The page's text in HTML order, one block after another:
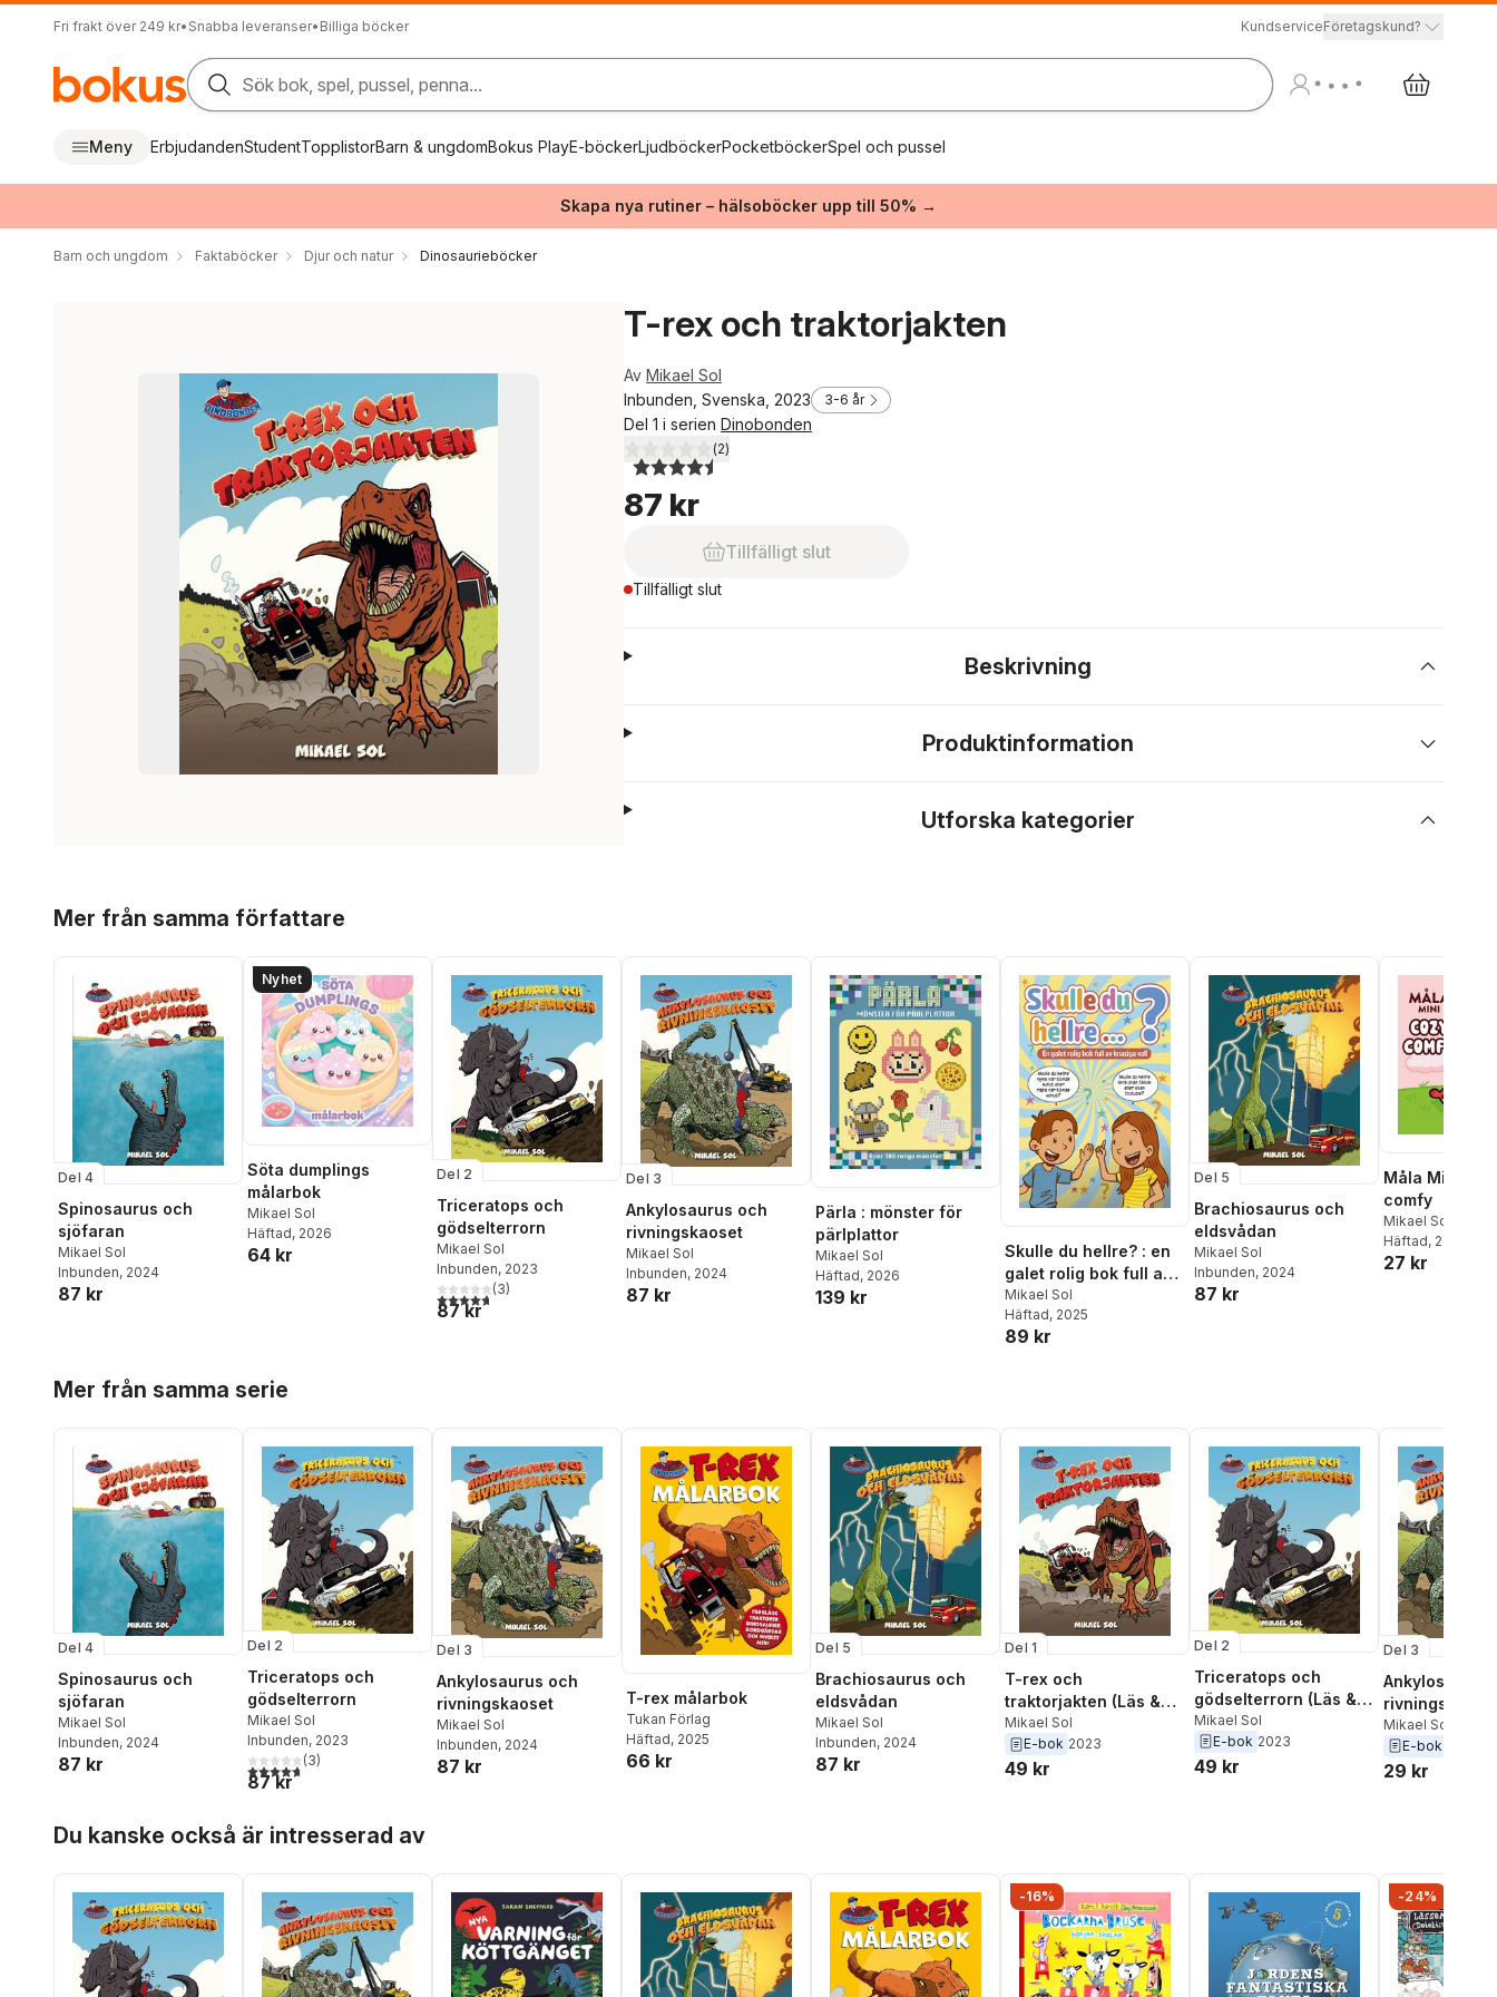
Fri frakt över 249 kr• Snabba leveranser• Billiga böcker KundserviceFöretagskund?
Sök bok, spel, pussel, penna...
Meny ErbjudandenStudentTopplistorBarn & ungdomBokus PlayE-böckerLjudböckerPocketböckerSpel och pussel
Skapa nya rutiner – hälsoböcker upp till 50% →
Barn och ungdom Faktaböcker Djur och natur Dinosaurieböcker
T-rex och traktorjakten
Av Mikael Sol
Inbunden, Svenska, 2023
3-6 år
Del 1 i serien Dinobonden
4,5utav 5 stjärnor. Totalt antal röster:
(2)
87 kr
Tillfälligt slut
Tillfälligt slut
Beskrivning
Produktinformation
Utforska kategorier
Mer från samma författare
Del 4
Spinosaurus och
sjöfaran
Mikael Sol
Inbunden, 2024
87 kr
Nyhet
Söta dumplings
målarbok
Mikael Sol
Häftad, 2026
64 kr
Del 2
Triceratops och
gödselterrorn
Mikael Sol
Inbunden, 2023
4,7utav 5 stjärnor. Totalt antal röster:
(3)
87 kr
Del 3
Ankylosaurus och
rivningskaoset
Mikael Sol
Inbunden, 2024
87 kr
Pärla : mönster för
pärlplattor
Mikael Sol
Häftad, 2026
139 kr
Skulle du hellre? : en
galet rolig bok full av
knasiga val!
Mikael Sol
Häftad, 2025
89 kr
Del 5
Brachiosaurus och
eldsvådan
Mikael Sol
Inbunden, 2024
87 kr
Måla Mini :
comfy
Mikael Sol
Häftad, 2025
27 kr
Mer från samma serie
Del 4
Spinosaurus och
sjöfaran
Mikael Sol
Inbunden, 2024
87 kr
Del 2
Triceratops och
gödselterrorn
Mikael Sol
Inbunden, 2023
4,7utav 5 stjärnor. Totalt antal röster:
(3)
87 kr
Del 3
Ankylosaurus och
rivningskaoset
Mikael Sol
Inbunden, 2024
87 kr
T-rex målarbok
Tukan Förlag
Häftad, 2025
66 kr
Del 5
Brachiosaurus och
eldsvådan
Mikael Sol
Inbunden, 2024
87 kr
Del 1
T-rex och
traktorjakten (Läs &
Lyssna)
Mikael Sol
E-bok 2023
49 kr
Del 2
Triceratops och
gödselterrorn (Läs &
Lyssna)
Mikael Sol
E-bok 2023
49 kr
Del 3
Ankylosaurus
lyssna)
Mikael Sol
E-bok
29 kr
Du kanske också är intresserad av
-16% -24%